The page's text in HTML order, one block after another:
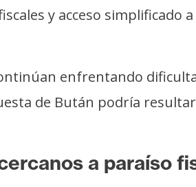
y acceso
enfrentando
de Bután podría
a paraíso